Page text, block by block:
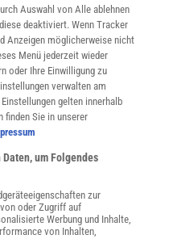
Auswahl von Alle ablehnen
deaktiviert. Wenn Tracker
Anzeigen möglicherweise nicht
Menü jederzeit wieder
oder Ihre Einwilligung zu
verwalten am
gelten innerhalb
finden Sie in unserer
um Folgendes
zur
oder Zugriff auf
Werbung und Inhalte,
von Inhalten,